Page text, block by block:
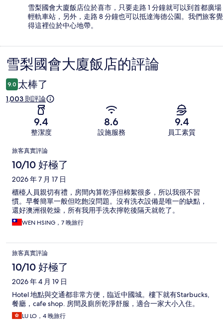
雪梨國會大廈飯店位於喜市，只要走路 1 分鐘就可以到首都廣場
輕軌車站，另外，走路 8 分鐘也可以抵達海德公園。我們旅客覺
得這裡位於中心地帶。
評
論
雪梨國會大廈飯店的評論
9.0 太棒了
1,003 則評論
9.4
整潔度
8.6
設施服務
9.4
員工素質
評
論
旅客真實評論
10/10 好極了
2026 年 7 月 17 日
櫃檯人員親切有禮，房間內算乾淨但棉絮很多，所以我很不習
慣。早餐簡單一般但吃飽沒問題。沒有洗衣設備是唯一的缺點，
還好澳洲很乾燥，所有我用手洗衣擰乾後隔天就乾了。
WEN HSING，7 晚旅行
旅客真實評論
10/10 好極了
2026 年 4 月 19 日
Hotel 地點與交通都非常方便，臨近中國城。樓下就有Starbucks,
餐廳，cafe shop. 房間及廁所乾淨舒服，適合一家大小入住。
LU LO，4 晚旅行